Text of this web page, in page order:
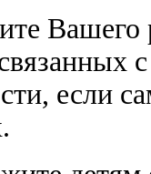
Вашего
если